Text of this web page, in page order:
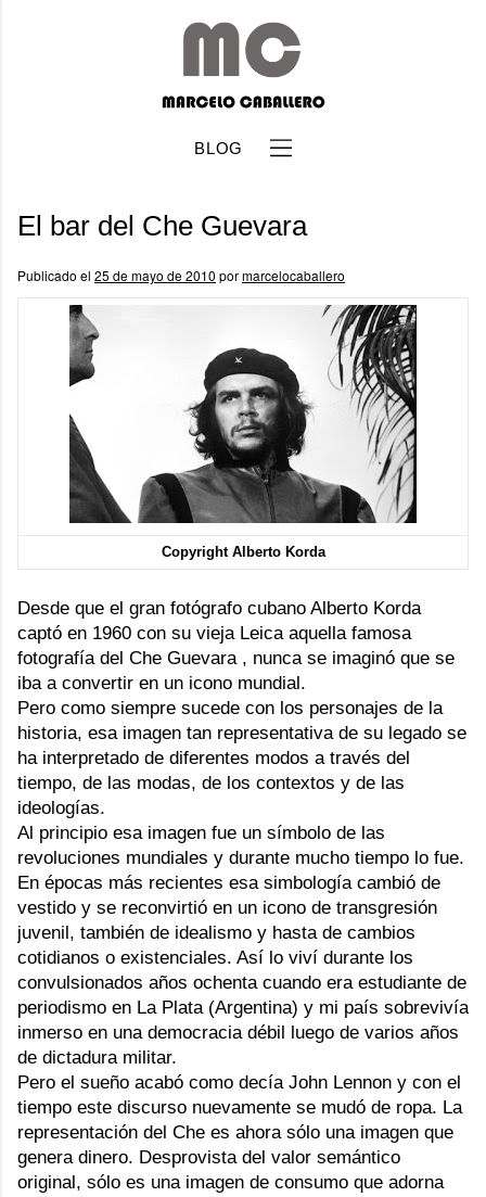
BLOG
El bar del Che Guevara
Publicado el 25 de mayo de 2010 pormarcelocaballero
Copyright Alberto Korda
Desde que el gran fotógrafo cubano Alberto Korda
captó en 1960 con su vieja Leica aquella famosa
fotografía del Che Guevara , nunca se imaginó que se
iba a convertir en un icono mundial.
Pero como siempre sucede con los personajes de la
historia, esa imagen tan representativa de su legado se
ha interpretado de diferentes modos a través del
tiempo, de las modas, de los contextos y de las
ideologías.
Al principio esa imagen fue un símbolo de las
revoluciones mundiales y durante mucho tiempo lo fue.
En épocas más recientes esa simbología cambió de
vestido y se reconvirtió en un icono de transgresión
juvenil, también de idealismo y hasta de cambios
cotidianos o existenciales. Así lo viví durante los
convulsionados años ochenta cuando era estudiante de
periodismo en La Plata (Argentina) y mi país sobrevivía
inmerso en una democracia débil luego de varios años
de dictadura militar.
Pero el sueño acabó como decía John Lennon y con el
tiempo este discurso nuevamente se mudó de ropa. La
representación del Che es ahora sólo una imagen que
genera dinero. Desprovista del valor semántico
original, sólo es una imagen de consumo que adorna